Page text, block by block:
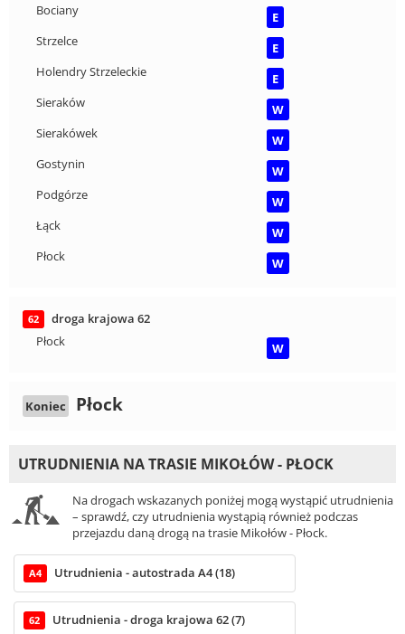
Bociany
E
Strzelce
E
Holendry Strzeleckie
E
Sieraków
W
Sierakówek
W
Gostynin
W
Podgórze
W
Łąck
W
Płock
W
62
droga krajowa 62
Płock
W
Koniec Płock
UTRUDNIENIA NA TRASIE MIKOŁÓW - PŁOCK
Na drogach wskazanych poniżej mogą wystąpić utrudnienia
– sprawdź, czy utrudnienia wystąpią również podczas
przejazdu daną drogą na trasie Mikołów - Płock.
A4 Utrudnienia - autostrada A4 (18)
62 Utrudnienia - droga krajowa 62 (7)